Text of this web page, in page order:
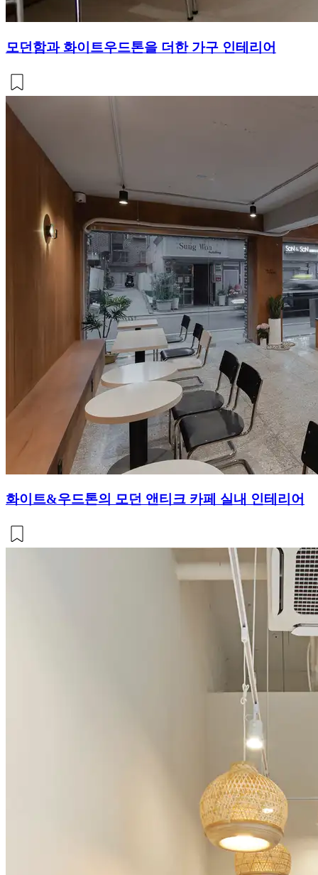
모던함과 화이트우드톤을 더한 가구 인테리어
화이트&우드톤의 모던 앤티크 카페 실내 인테리어